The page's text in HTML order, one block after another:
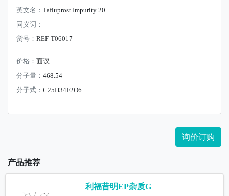
英文名： Tafluprost Impurity 20
同义词：
货号： REF-T06017
价格： 面议
分子量： 468.54
分子式： C25H34F2O6
询价订购
产品推荐
利福昔明EP杂质G